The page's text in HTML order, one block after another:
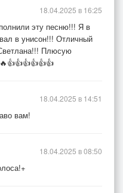
эту песню!!! Я в
в унисон!!! Отличный
Плюсую
18.04.2025 в 16:25
вам!
18.04.2025 в 14:51
18.04.2025 в 08:50